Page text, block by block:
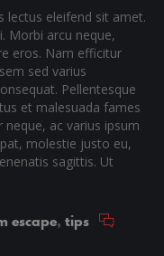
lectus eleifend sit amet.
Morbi arcu neque,
eros. Nam efficitur
sed varius
Pellentesque
et malesuada fames
ac varius ipsum
molestie justo eu,
sagittis. Ut
escape, tips